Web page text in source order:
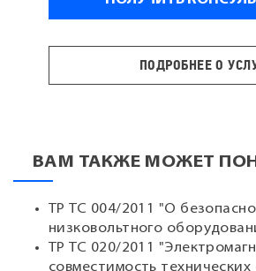
ПОДРОБНЕЕ О
ВАМ ТАКЖЕ МОЖЕТ
ТР ТС 004/2011 "О
низковольтного
ТР ТС 020/2011
совместимость технических